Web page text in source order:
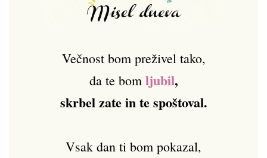
Večnost bom preživel tako,
da te bom ljubil,
skrbel zate in te spoštoval.
Vsak dan ti bom pokazal,